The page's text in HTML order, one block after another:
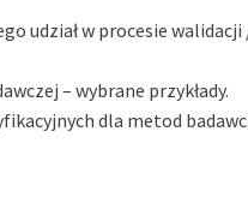
udział w procesie
– wybrane przykłady.
dla metod